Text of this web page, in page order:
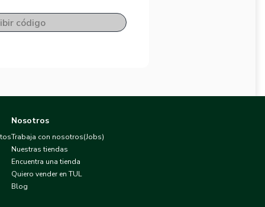
código
Nosotros
Trabaja con nosotros(Jobs)
Nuestras tiendas
Encuentra una tienda
Quiero vender en TUL
Blog